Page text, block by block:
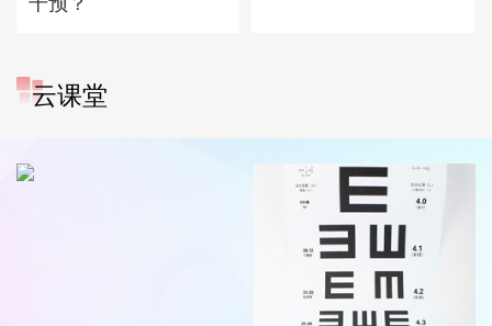
云课堂